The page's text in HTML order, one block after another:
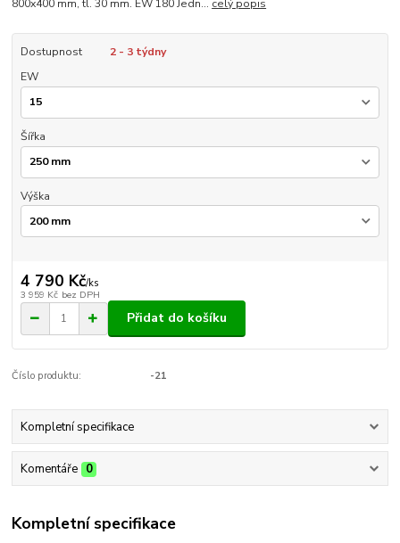
800x400 mm, tl. 30 mm. EW 180 Jedn... celý popis
Dostupnost
2 - 3 týdny
EW
Šířka
Výška
4 790 Kč/ks
3 959 Kč bez DPH
Přidat do košíku
Číslo produktu: -21
Kompletní specifikace
Komentáře 0
Kompletní specifikace